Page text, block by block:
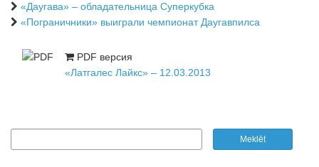
«Даугава» – обладательница Суперкубка
«Пограничники» выиграли чемпионат Даугавпилса
PDF версия
«Латгалес Лайкс» – 12.03.2013